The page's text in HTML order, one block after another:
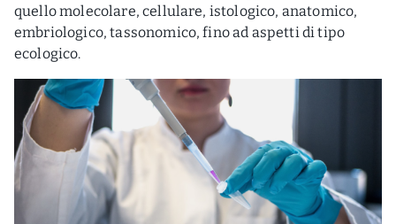
quello molecolare, cellulare, istologico, anatomico,
embriologico, tassonomico, fino ad aspetti di tipo
ecologico.